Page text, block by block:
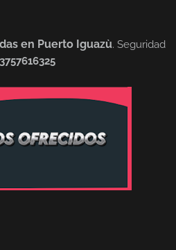
en Puerto Iguazù. Seguridad